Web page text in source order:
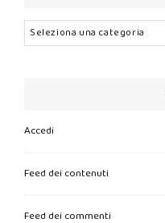
Categorie
Accedi
Feed dei contenuti
Feed dei commenti